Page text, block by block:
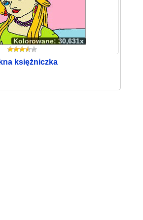
Kolorowane: 30,631x
księżniczka